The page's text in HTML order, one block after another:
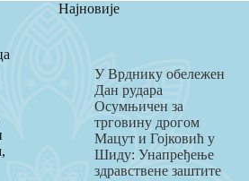
Најновије
У Врднику обележен
Дан рудара
Осумњичен за
трговину дрогом
Мацут и Гојковић у
Шиду: Унапређење
здравствене заштите